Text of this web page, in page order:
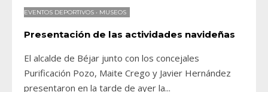
EVENTOS DEPORTIVOS • MUSEOS
Presentación de las actividades navideñas
El alcalde de Béjar junto con los concejales
Purificación Pozo, Maite Crego y Javier Hernández
presentaron en la tarde de ayer la...